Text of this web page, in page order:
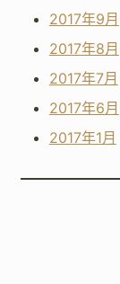
2017年9月
2017年8月
2017年7月
2017年6月
2017年1月